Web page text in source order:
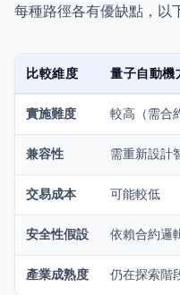
每種路徑各有優缺點，以
比較維度 量子自動機
實施難度 較高（需合
兼容性 需重新設計
交易成本 可能較低
安全性假設 依賴合約邏
產業成熟度 仍在探索階